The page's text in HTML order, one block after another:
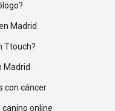
Madrid
Ttouch?
Madrid
con cáncer
online